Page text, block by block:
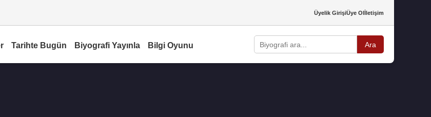
Üyelik GirişiÜye Olİletişim
Tarihte Bugün Biyografi Yayınla Bilgi Oyunu Ara